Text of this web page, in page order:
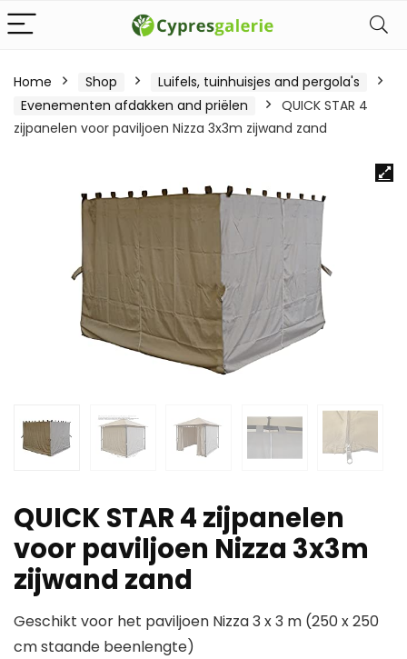
Home Shop
Luifels, tuinhuisjes and pergola's
Evenementen afdakken and priëlen
QUICK STAR 4
zijpanelen voor paviljoen Nizza 3x3m zijwand zand
QUICK STAR 4 zijpanelen
voor paviljoen Nizza 3x3m
zijwand zand
Geschikt voor het paviljoen Nizza 3 x 3 m (250 x 250
cm staande beenlengte)